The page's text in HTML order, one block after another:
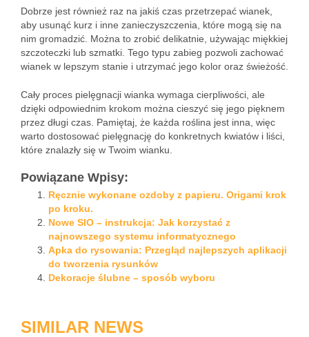
Dobrze jest również raz na jakiś czas przetrzepać wianek,
aby usunąć kurz i inne zanieczyszczenia, które mogą się na
nim gromadzić. Można to zrobić delikatnie, używając miękkiej
szczoteczki lub szmatki. Tego typu zabieg pozwoli zachować
wianek w lepszym stanie i utrzymać jego kolor oraz świeżość.
Cały proces pielęgnacji wianka wymaga cierpliwości, ale
dzięki odpowiednim krokom można cieszyć się jego pięknem
przez długi czas. Pamiętaj, że każda roślina jest inna, więc
warto dostosować pielęgnację do konkretnych kwiatów i liści,
które znalazły się w Twoim wianku.
Powiązane Wpisy:
Ręcznie wykonane ozdoby z papieru. Origami krok
po kroku.
Nowe SIO – instrukcja: Jak korzystać z
najnowszego systemu informatycznego
Apka do rysowania: Przegląd najlepszych aplikacji
do tworzenia rysunków
Dekoracje ślubne – sposób wyboru
SIMILAR NEWS